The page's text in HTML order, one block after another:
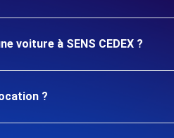
voiture à SENS CEDEX ?
?